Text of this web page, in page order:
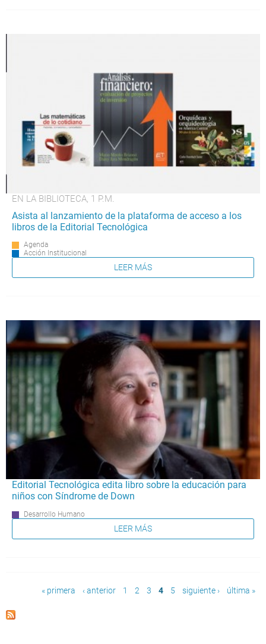
EN LA BIBLIOTECA, 1 P.M.
Asista al lanzamiento de la plataforma de acceso a los
libros de la Editorial Tecnológica
Agenda
Acción Institucional
LEER MÁS
Editorial Tecnológica edita libro sobre la educación para
niños con Síndrome de Down
Desarrollo Humano
LEER MÁS
Páginas« primera ‹ anterior 1 2 3 4 5 siguiente › última »